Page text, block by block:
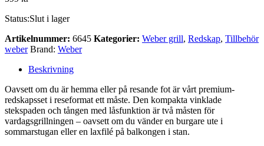
Status:Slut i lager
Artikelnummer: 6645 Kategorier: Weber grill, Redskap, Tillbehör
weber Brand: Weber
Beskrivning
Oavsett om du är hemma eller på resande fot är vårt premium-
redskapsset i reseformat ett måste. Den kompakta vinklade
stekspaden och tången med låsfunktion är två måsten för
vardagsgrillningen – oavsett om du vänder en burgare ute i
sommarstugan eller en laxfilé på balkongen i stan.